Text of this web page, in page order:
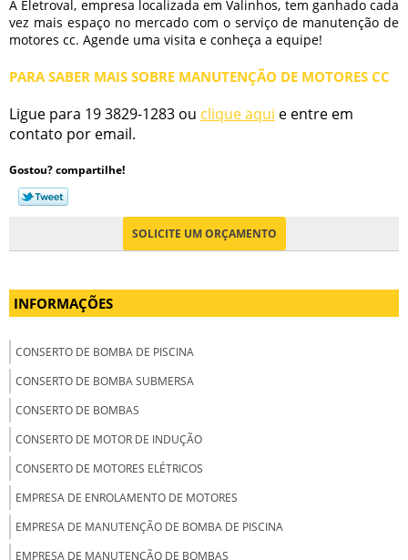
A Eletroval, empresa localizada em Valinhos, tem ganhado cada
vez mais espaço no mercado com o serviço de manutenção de
motores cc. Agende uma visita e conheça a equipe!
PARA SABER MAIS SOBRE MANUTENÇÃO DE MOTORES CC
Ligue para 19 3829-1283 ou clique aqui e entre em
contato por email.
Gostou? compartilhe!
SOLICITE UM ORÇAMENTO
INFORMAÇÕES
CONSERTO DE BOMBA DE PISCINA
CONSERTO DE BOMBA SUBMERSA
CONSERTO DE BOMBAS
CONSERTO DE MOTOR DE INDUÇÃO
CONSERTO DE MOTORES ELÉTRICOS
EMPRESA DE ENROLAMENTO DE MOTORES
EMPRESA DE MANUTENÇÃO DE BOMBA DE PISCINA
EMPRESA DE MANUTENÇÃO DE BOMBAS